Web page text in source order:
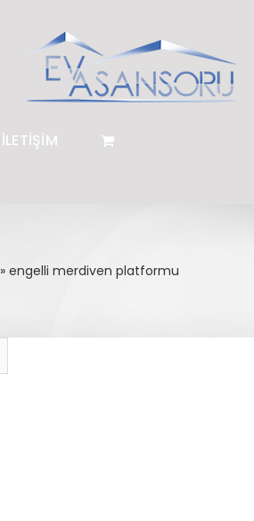
İLETİŞİM
» engelli merdiven platformu